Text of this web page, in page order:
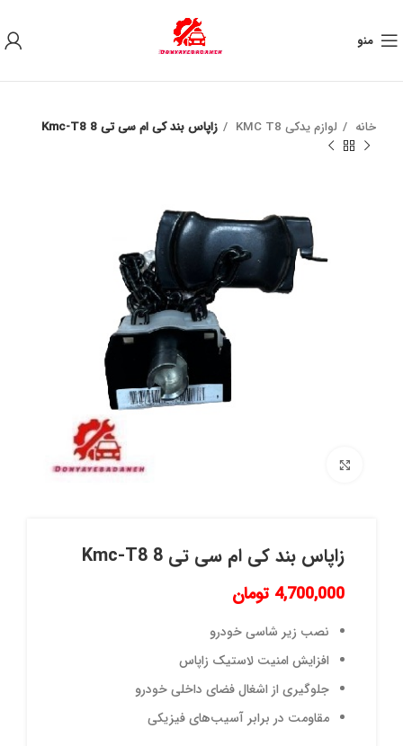
منو
خانه لوازم یدکی KMC T8 زاپاس بند کی ام سی تی 8 Kmc-T8
زاپاس بند کی ام سی تی 8 Kmc-T8
4,700,000 تومان
نصب زیر شاسی خودرو
افزایش امنیت لاستیک زاپاس
جلوگیری از اشغال فضای داخلی خودرو
مقاومت در برابر آسیب‌های فیزیکی
به علت نوسان ارز ، لطفا قبل از خرید تماس بگیرید.